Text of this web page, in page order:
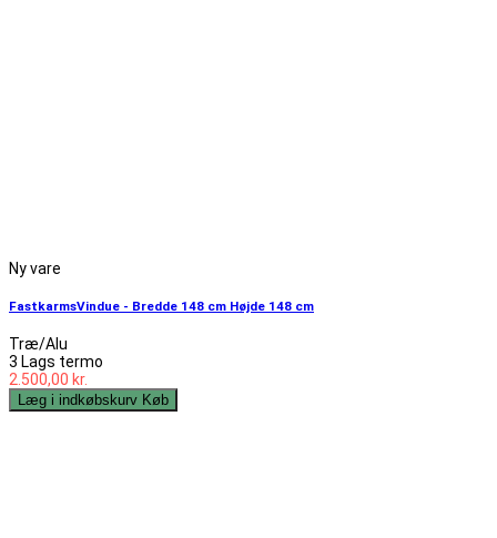
Ny vare
FastkarmsVindue - Bredde 148 cm Højde 148 cm
Træ/Alu
3 Lags termo
2.500,00 kr.
Læg i indkøbskurv Køb